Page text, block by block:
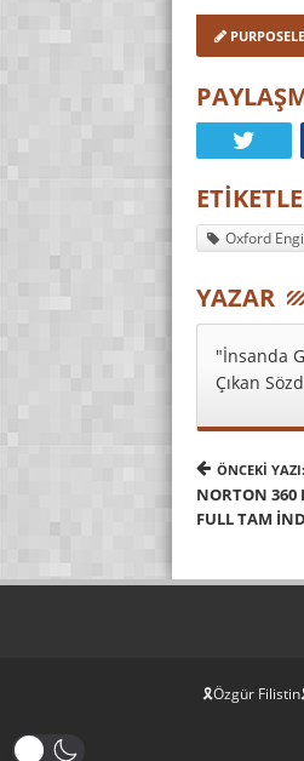
Oxford
YAZAR
"İnsanda
Çıkan
ÖNCEKI YAZI:
NORTON 360
FULL TAM
🎗Özgür